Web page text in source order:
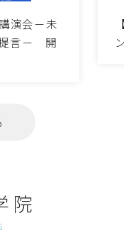
演会－未
言－ 開
院